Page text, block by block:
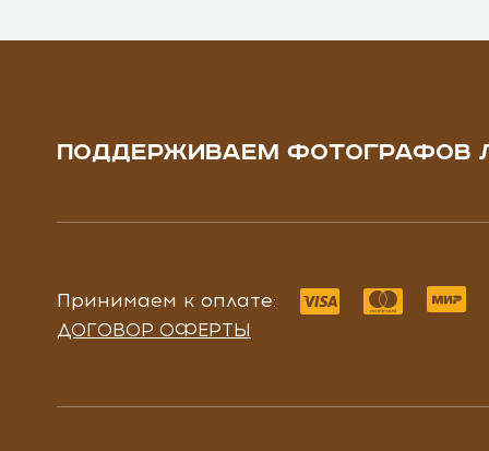
ПОДДЕРЖИВАЕМ ФОТОГРАФОВ
Принимаем к оплате:
ДОГОВОР ОФЕРТЫ